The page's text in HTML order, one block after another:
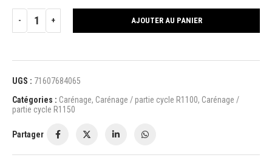
AJOUTER AU PANIER
UGS : 71607684065
Catégories : Carénage, Carénage / partie cycle R1100, Carénage /
partie cycle R1150
Partager